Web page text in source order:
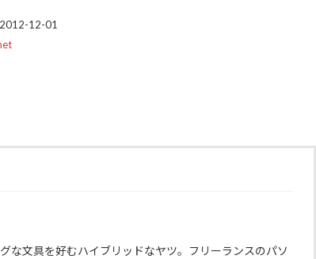
2012-12-01
な文具を好むハイブリッドなヤツ。フリーランスのパソ